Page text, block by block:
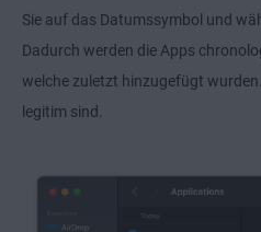
Sie auf das Datumssymbol und
Dadurch werden die Apps
welche zuletzt hinzugefügt
legitim sind.